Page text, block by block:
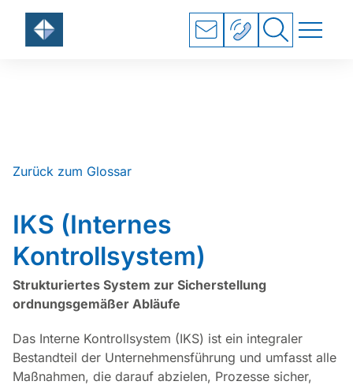
Zum Hauptinhalt springen
Zurück zum Glossar
IKS (Internes
Kontrollsystem)
Strukturiertes System zur Sicherstellung
ordnungsgemäßer Abläufe
Das Interne Kontrollsystem (IKS) ist ein integraler
Bestandteil der Unternehmensführung und umfasst alle
Maßnahmen, die darauf abzielen, Prozesse sicher,